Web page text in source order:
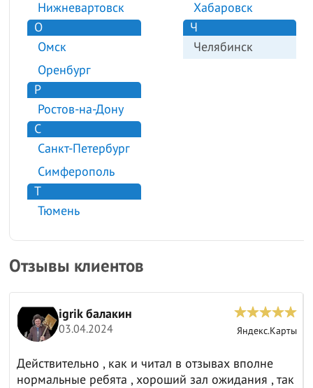
Нижневартовск
О
Омск
Оренбург
Р
Ростов-на-Дону
С
Санкт-Петербург
Симферополь
Т
Тюмень
Хабаровск
Ч
Челябинск
Отзывы клиентов
igrik балакин
03.04.2024 Яндекс.Карты
Действительно , как и читал в отзывах вполне
нормальные ребята , хороший зал ожидания , так